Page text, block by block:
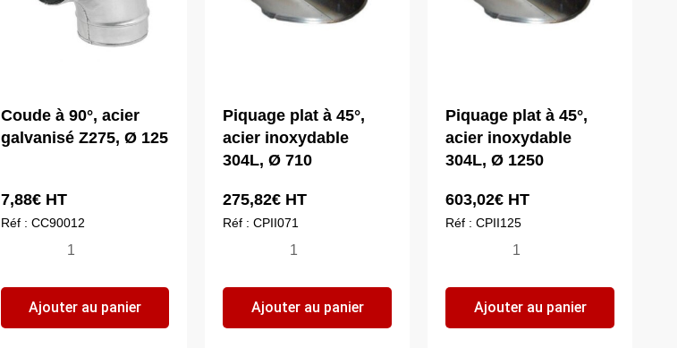
Coude à 90°, acier
galvanisé Z275, Ø 125
7,88€HT
Réf : CC90012
quantité
Coude
à
Ajouter au panier
Piquage plat à 45°,
acier inoxydable
304L, Ø 710
275,82€ HT
Réf : CPII071
quantité
Piquage
plat
Ajouter au panier
Piquage plat à 45°,
acier inoxydable
304L, Ø 1250
603,02€ HT
Réf : CPII125
quantité
Piquage
plat
Ajouter au panier